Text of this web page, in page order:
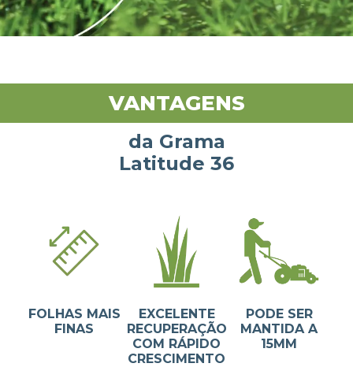
VANTAGENS
da Grama
Latitude 36
FOLHAS MAIS
FINAS
EXCELENTE
RECUPERAÇÃO
COM RÁPIDO
CRESCIMENTO
PODE SER
MANTIDA A
15MM